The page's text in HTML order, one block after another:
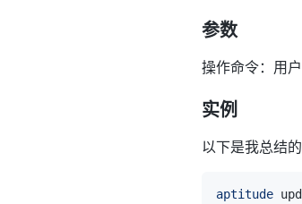
参数
操作命令：用
实例
以下是我总结
aptitude